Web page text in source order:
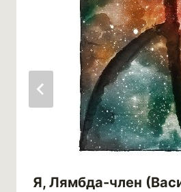
Я, Лямбда-член